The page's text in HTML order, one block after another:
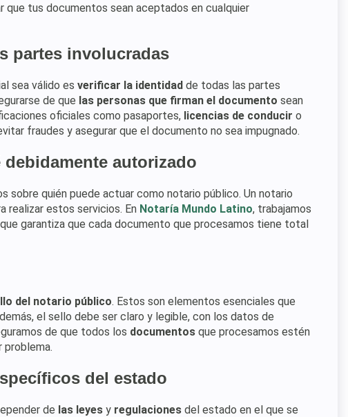
tus documentos sean aceptados en cualquier
partes involucradas
sea válido es verificar la identidad de todas las partes
de que las personas que firman el documento sean
oficiales como pasaportes, licencias de conducir o
fraudes y asegurar que el documento no sea impugnado.
autorizado
sobre quién puede actuar como notario público. Un notario
realizar estos servicios. En Notaría Mundo Latino, trabajamos
garantiza que cada documento que procesamos tiene total
del notario público. Estos son elementos esenciales que
el sello debe ser claro y legible, con los datos de
de que todos los documentos que procesamos estén
problema.
del estado
de las leyes y regulaciones del estado en el que se